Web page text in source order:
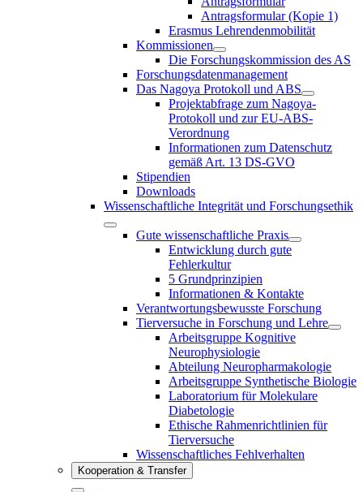
Antragsformular (Kopie 1)
Erasmus Lehrendenmobilität
Kommissionen
Die Forschungskommission des AS
Forschungsdatenmanagement
Das Nagoya Protokoll und ABS
Projektabfrage zum Nagoya-
Protokoll und zur EU-ABS-
Verordnung
Informationen zum Datenschutz
gemäß Art. 13 DS-GVO
Stipendien
Downloads
Wissenschaftliche Integrität und Forschungsethik
Gute wissenschaftliche Praxis
Entwicklung durch gute
Fehlerkultur
5 Grundprinzipien
Informationen & Kontakte
Verantwortungsbewusste Forschung
Tierversuche in Forschung und Lehre
Arbeitsgruppe Kognitive
Neurophysiologie
Abteilung Neuropharmakologie
Arbeitsgruppe Synthetische Biologie
Laboratorium für Molekulare
Diabetologie
Ethische Rahmenrichtlinien für
Tierversuche
Wissenschaftliches Fehlverhalten
Kooperation & Transfer